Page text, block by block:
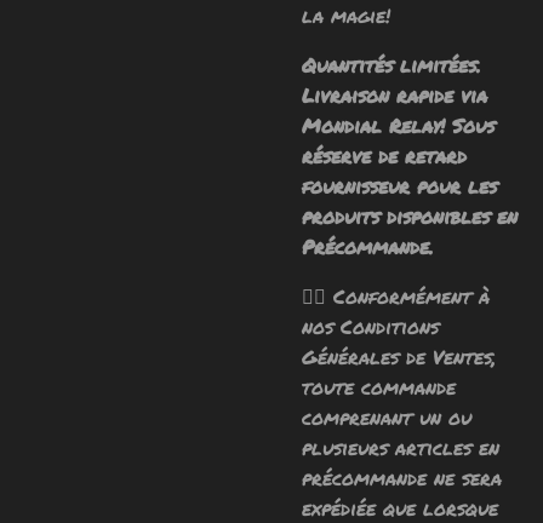
la magie!
Quantités limitées.
Livraison rapide via
Mondial Relay! Sous
réserve de retard
fournisseur pour les
produits disponibles en
Précommande.
🧙‍♂️ Conformément à
nos Conditions
Générales de Ventes,
toute commande
comprenant un ou
plusieurs articles en
précommande ne sera
expédiée que lorsque